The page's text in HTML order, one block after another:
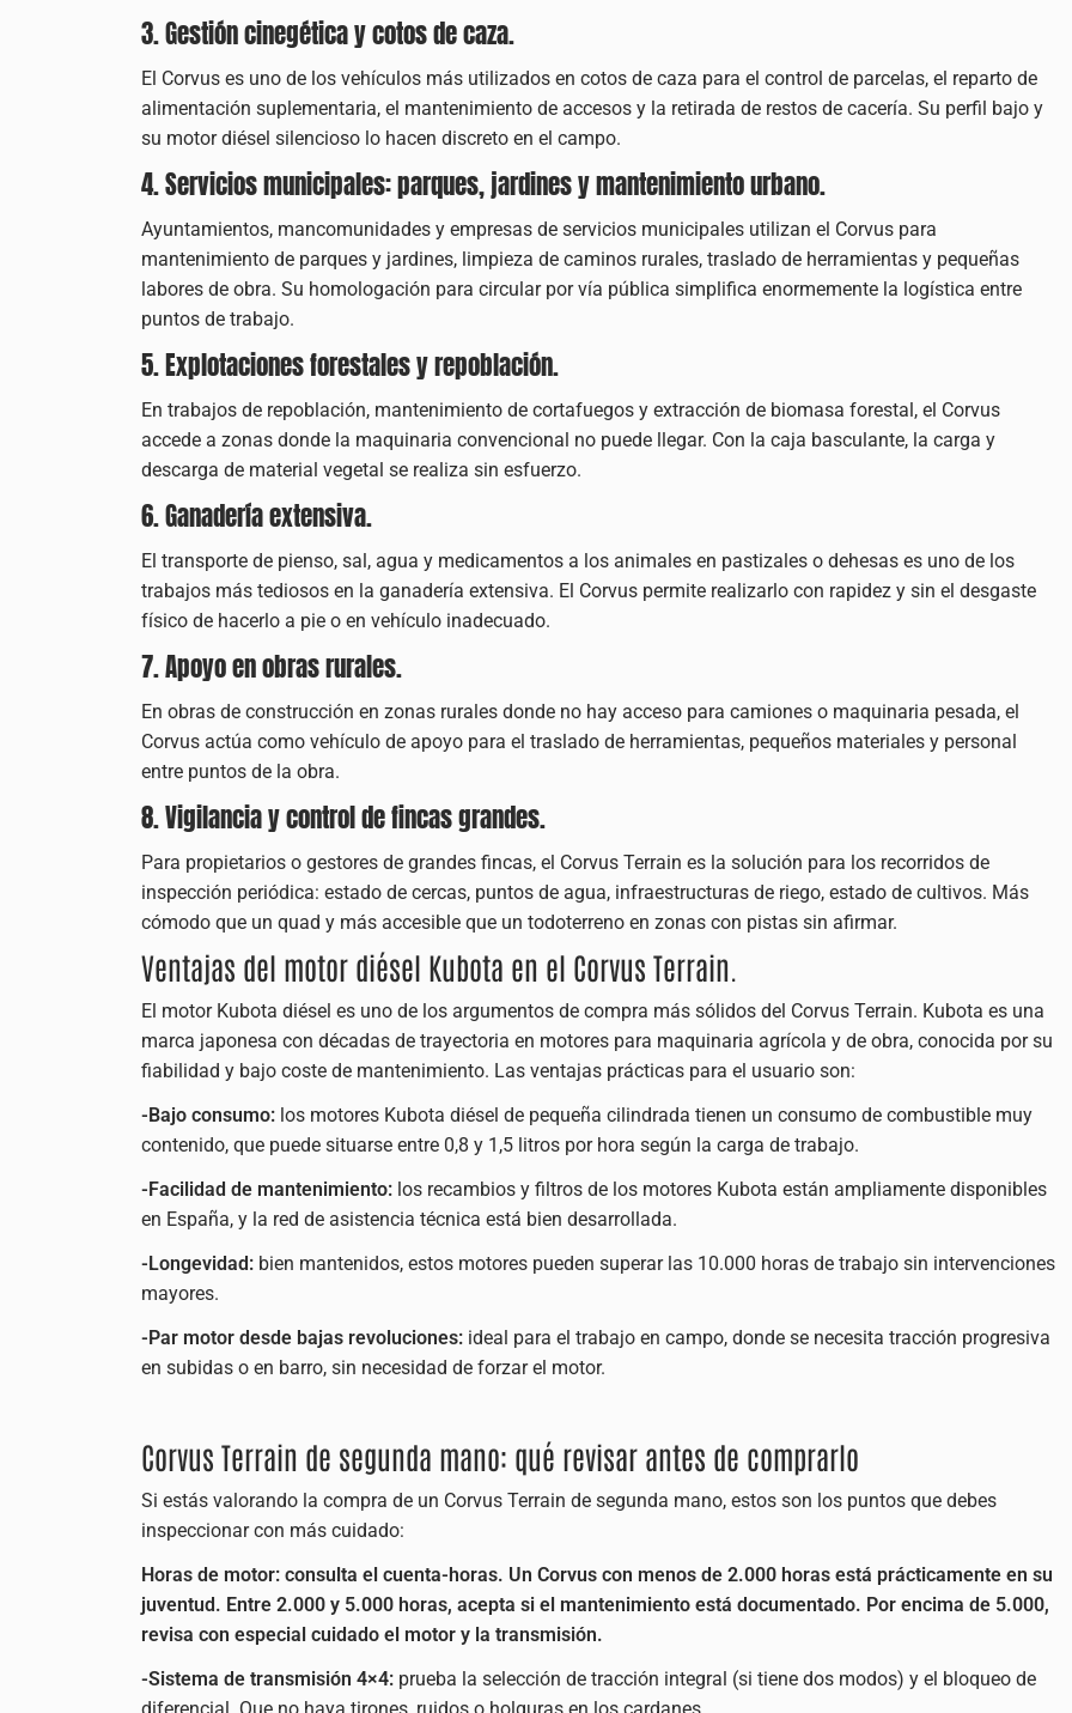
3. Gestión cinegética y cotos de caza.
El Corvus es uno de los vehículos más utilizados en cotos de caza para el control de parcelas, el reparto de
alimentación suplementaria, el mantenimiento de accesos y la retirada de restos de cacería. Su perfil bajo y
su motor diésel silencioso lo hacen discreto en el campo.
4. Servicios municipales: parques, jardines y mantenimiento urbano.
Ayuntamientos, mancomunidades y empresas de servicios municipales utilizan el Corvus para
mantenimiento de parques y jardines, limpieza de caminos rurales, traslado de herramientas y pequeñas
labores de obra. Su homologación para circular por vía pública simplifica enormemente la logística entre
puntos de trabajo.
5. Explotaciones forestales y repoblación.
En trabajos de repoblación, mantenimiento de cortafuegos y extracción de biomasa forestal, el Corvus
accede a zonas donde la maquinaria convencional no puede llegar. Con la caja basculante, la carga y
descarga de material vegetal se realiza sin esfuerzo.
6. Ganadería extensiva.
El transporte de pienso, sal, agua y medicamentos a los animales en pastizales o dehesas es uno de los
trabajos más tediosos en la ganadería extensiva. El Corvus permite realizarlo con rapidez y sin el desgaste
físico de hacerlo a pie o en vehículo inadecuado.
7. Apoyo en obras rurales.
En obras de construcción en zonas rurales donde no hay acceso para camiones o maquinaria pesada, el
Corvus actúa como vehículo de apoyo para el traslado de herramientas, pequeños materiales y personal
entre puntos de la obra.
8. Vigilancia y control de fincas grandes.
Para propietarios o gestores de grandes fincas, el Corvus Terrain es la solución para los recorridos de
inspección periódica: estado de cercas, puntos de agua, infraestructuras de riego, estado de cultivos. Más
cómodo que un quad y más accesible que un todoterreno en zonas con pistas sin afirmar.
Ventajas del motor diésel Kubota en el Corvus Terrain.
El motor Kubota diésel es uno de los argumentos de compra más sólidos del Corvus Terrain. Kubota es una
marca japonesa con décadas de trayectoria en motores para maquinaria agrícola y de obra, conocida por su
fiabilidad y bajo coste de mantenimiento. Las ventajas prácticas para el usuario son:
-Bajo consumo: los motores Kubota diésel de pequeña cilindrada tienen un consumo de combustible muy
contenido, que puede situarse entre 0,8 y 1,5 litros por hora según la carga de trabajo.
-Facilidad de mantenimiento: los recambios y filtros de los motores Kubota están ampliamente disponibles
en España, y la red de asistencia técnica está bien desarrollada.
-Longevidad: bien mantenidos, estos motores pueden superar las 10.000 horas de trabajo sin intervenciones
mayores.
-Par motor desde bajas revoluciones: ideal para el trabajo en campo, donde se necesita tracción progresiva
en subidas o en barro, sin necesidad de forzar el motor.
Corvus Terrain de segunda mano: qué revisar antes de comprarlo
Si estás valorando la compra de un Corvus Terrain de segunda mano, estos son los puntos que debes
inspeccionar con más cuidado:
Horas de motor: consulta el cuenta-horas. Un Corvus con menos de 2.000 horas está prácticamente en su
juventud. Entre 2.000 y 5.000 horas, acepta si el mantenimiento está documentado. Por encima de 5.000,
revisa con especial cuidado el motor y la transmisión.
-Sistema de transmisión 4×4: prueba la selección de tracción integral (si tiene dos modos) y el bloqueo de